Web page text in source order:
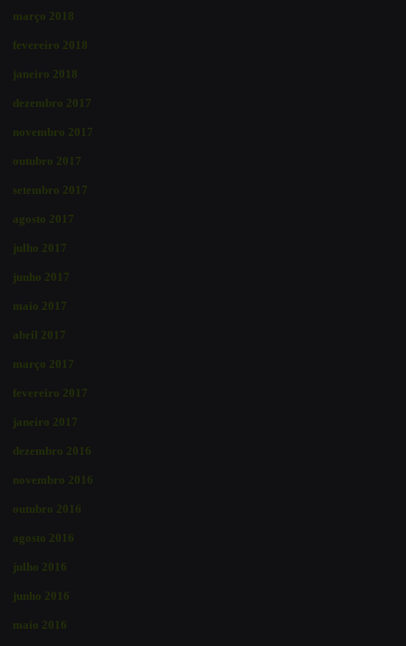
março 2018
fevereiro 2018
janeiro 2018
dezembro 2017
novembro 2017
outubro 2017
setembro 2017
agosto 2017
julho 2017
junho 2017
maio 2017
abril 2017
março 2017
fevereiro 2017
janeiro 2017
dezembro 2016
novembro 2016
outubro 2016
agosto 2016
julho 2016
junho 2016
maio 2016